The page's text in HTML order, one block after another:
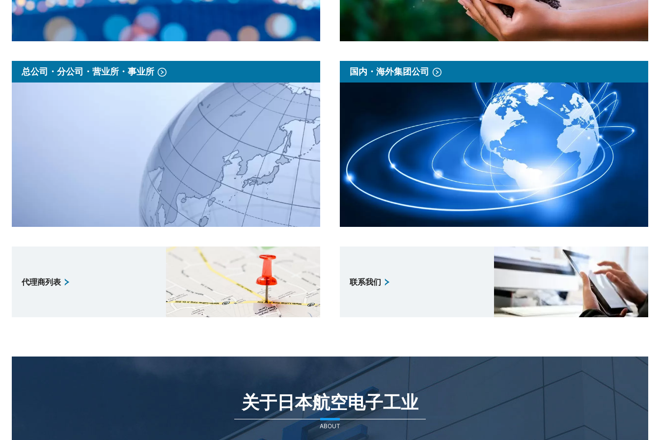
总公司・分公司・营业所・事业所 国内・海外集团公司
代理商列表 联系我们
关于日本航空电子工业
ABOUT